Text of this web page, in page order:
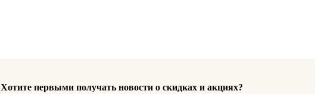
Хотите первыми получать новости о скидках и акциях?